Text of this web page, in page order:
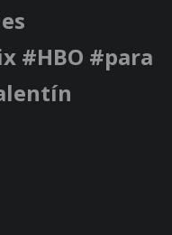
#HBO #para